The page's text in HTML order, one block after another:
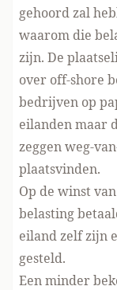
gehoord zal
waarom die
zijn. De
over off-shore
bedrijven op
eilanden maar
zeggen weg-
plaatsvinden.
Op de winst
belasting
eiland zelf zijn
gesteld.
Een minder